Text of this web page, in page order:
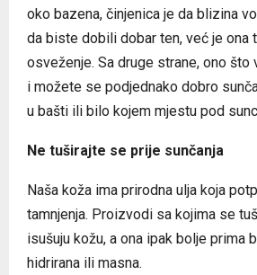
oko bazena, činjenica je da blizina
da biste dobili dobar ten, već je ona
osveženje. Sa druge strane, ono što
i možete se podjednako dobro
u bašti ili bilo kojem mjestu pod
Ne tuširajte se prije sunčanja
Naša koža ima prirodna ulja koja
tamnjenja. Proizvodi sa kojima se
isušuju kožu, a ona ipak bolje prima
hidrirana ili masna.